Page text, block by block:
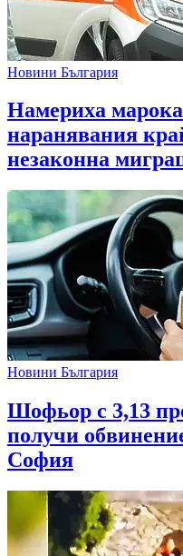
Новини България
Намериха
наранявания
незаконна
Новини България
Шофьор с 3,13
получи
София